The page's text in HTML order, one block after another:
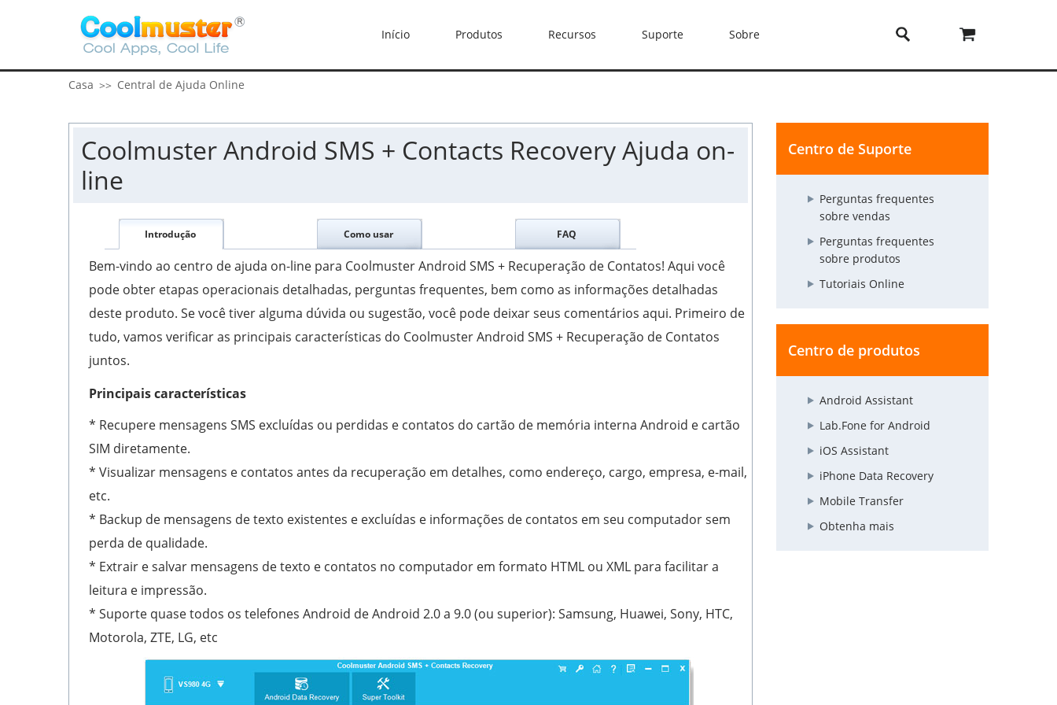
Início Produtos Recursos Suporte Sobre
Casa >> Central de Ajuda Online
Coolmuster Android SMS + Contacts Recovery Ajuda on-
line
Introdução Como usar FAQ
Bem-vindo ao centro de ajuda on-line para Coolmuster Android SMS + Recuperação de Contatos! Aqui você
pode obter etapas operacionais detalhadas, perguntas frequentes, bem como as informações detalhadas
deste produto. Se você tiver alguma dúvida ou sugestão, você pode deixar seus comentários aqui. Primeiro de
tudo, vamos verificar as principais características do Coolmuster Android SMS + Recuperação de Contatos
juntos.
Principais características
* Recupere mensagens SMS excluídas ou perdidas e contatos do cartão de memória interna Android e cartão
SIM diretamente.
* Visualizar mensagens e contatos antes da recuperação em detalhes, como endereço, cargo, empresa, e-mail,
etc.
* Backup de mensagens de texto existentes e excluídas e informações de contatos em seu computador sem
perda de qualidade.
* Extrair e salvar mensagens de texto e contatos no computador em formato HTML ou XML para facilitar a
leitura e impressão.
* Suporte quase todos os telefones Android de Android 2.0 a 9.0 (ou superior): Samsung, Huawei, Sony, HTC,
Motorola, ZTE, LG, etc
Centro de Suporte
Perguntas frequentes
sobre vendas
Perguntas frequentes
sobre produtos
Tutoriais Online
Centro de produtos
Android Assistant
Lab.Fone for Android
iOS Assistant
iPhone Data Recovery
Mobile Transfer
Obtenha mais